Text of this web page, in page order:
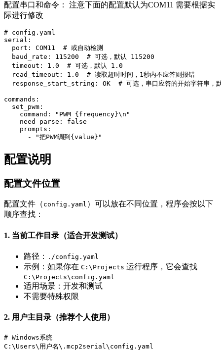
配置串口和命令： 注意下面的配置默认为COM11 需要根据实
际进行修改
# config.yaml
serial:
  port: COM11  # 或自动检测
  baud_rate: 115200  # 可选，默认 115200
  timeout: 1.0  # 可选，默认 1.0
  read_timeout: 1.0  # 读取超时时间，1秒内不应答则报错
response_start_string: OK  # 可选，串口应答的开始字符串，
commands:
  set_pwm:
    command: "PWM {frequency}\n"
    need_parse: false
    prompts:
配置说明
配置文件位置
配置文件（ config.yaml ）可以放在不同位置，程序会按以下
顺序查找：
1. 当前工作目录（适合开发测试）
路径： ./config.yaml
示例：如果你在 C:\Projects 运行程序，它会查找
C:\Projects\config.yaml
适用场景：开发和测试
不需要特殊权限
2. 用户主目录（推荐个人使用）
# Windows系统
C:\Users\用户名\.mcp2serial\config.yaml